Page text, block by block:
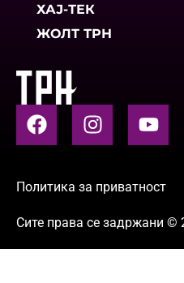
ХАЈ-ТЕК
ЖОЛТ ТРН
Политика за приватност
Сите права се задржани ©